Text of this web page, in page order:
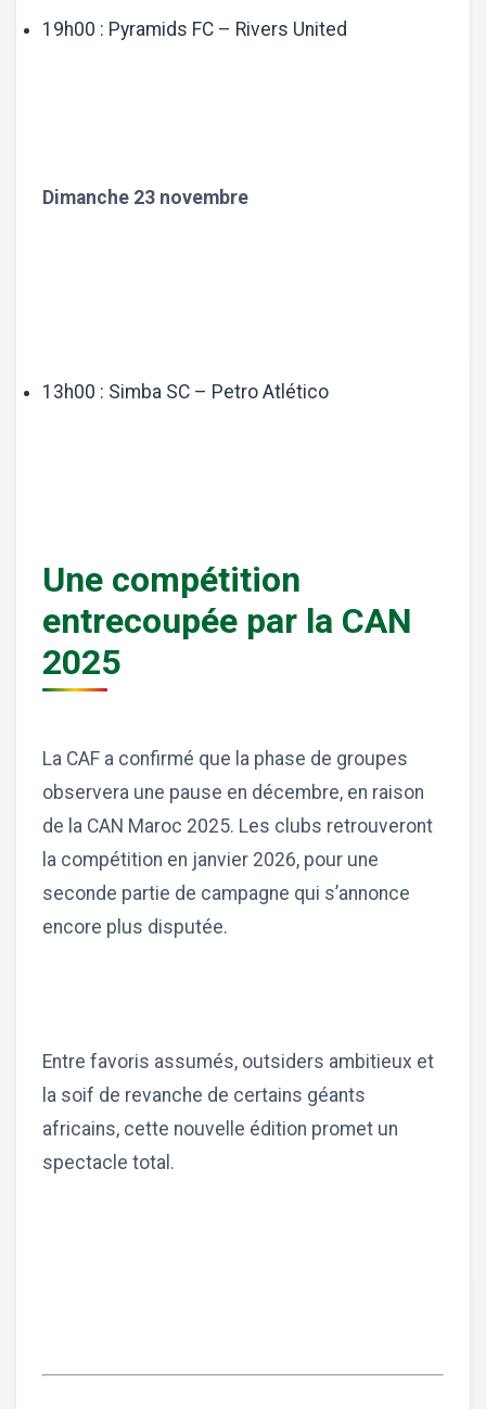
19h00 : Pyramids FC – Rivers United
Dimanche 23 novembre
13h00 : Simba SC – Petro Atlético
Une compétition
entrecoupée par la CAN
2025
La CAF a confirmé que la phase de groupes
observera une pause en décembre, en raison
de la CAN Maroc 2025. Les clubs retrouveront
la compétition en janvier 2026, pour une
seconde partie de campagne qui s’annonce
encore plus disputée.
Entre favoris assumés, outsiders ambitieux et
la soif de revanche de certains géants
africains, cette nouvelle édition promet un
spectacle total.